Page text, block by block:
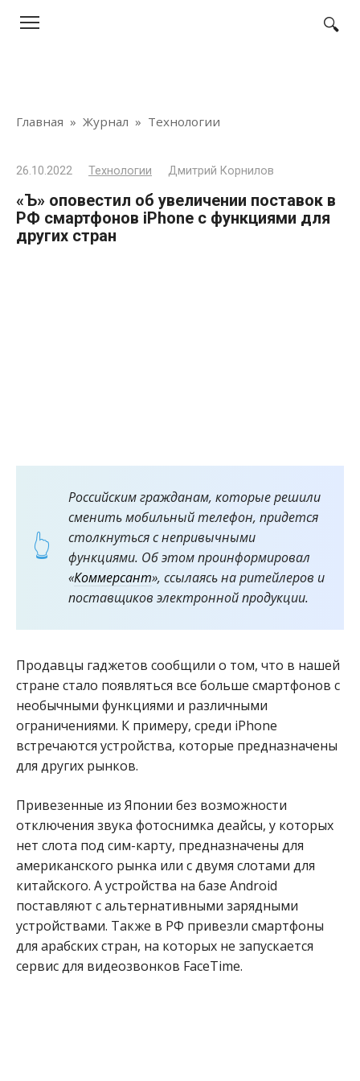
Главная » Журнал » Технологии
26.10.2022 Технологии Дмитрий Корнилов
«Ъ» оповестил об увеличении поставок в
РФ смартфонов iPhone с функциями для
других стран
Российским гражданам, которые решили
сменить мобильный телефон, придется
столкнуться с непривычными
функциями. Об этом проинформировал
«Коммерсант», ссылаясь на ритейлеров и
поставщиков электронной продукции.
Продавцы гаджетов сообщили о том, что в нашей
стране стало появляться все больше смартфонов с
необычными функциями и различными
ограничениями. К примеру, среди iPhone
встречаются устройства, которые предназначены
для других рынков.
Привезенные из Японии без возможности
отключения звука фотоснимка деайсы, у которых
нет слота под сим-карту, предназначены для
американского рынка или с двумя слотами для
китайского. А устройства на базе Android
поставляют с альтернативными зарядными
устройствами. Также в РФ привезли смартфоны
для арабских стран, на которых не запускается
сервис для видеозвонков FaceTime.